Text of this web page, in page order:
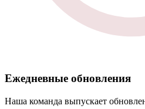
Ежедневные обновления
Наша команда выпускает